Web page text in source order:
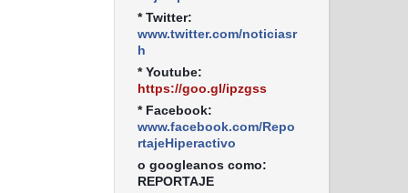
* Twitter:
www.twitter.com/noticiasr
h
* Youtube:
https://goo.gl/ipzgss
* Facebook:
www.facebook.com/Repo
rtajeHiperactivo
o googleanos como:
REPORTAJE